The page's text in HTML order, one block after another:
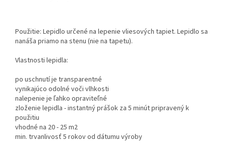
Použitie: Lepidlo určené na lepenie vliesových tapiet. Lepidlo sa
nanáša priamo na stenu (nie na tapetu).
Vlastnosti lepidla:
po uschnutí je transparentné
vynikajúco odolné voči vlhkosti
nalepenie je ľahko opraviteľné
zloženie lepidla - instantný prášok za 5 minút pripravený k
použitiu
vhodné na 20 - 25 m2
min. trvanlivosť 5 rokov od dátumu výroby